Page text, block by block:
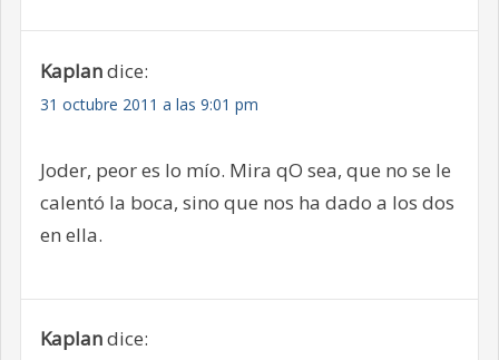
Kaplandice:
31 octubre 2011 a las 9:01 pm
Joder, peor es lo mío. Mira qO sea, que no se le
calentó la boca, sino que nos ha dado a los dos
en ella.
Kaplandice: